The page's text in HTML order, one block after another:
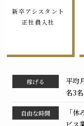
新卒アシスタント
正社員入社
稼げる
平均
名3
自由な時間
「
ビス